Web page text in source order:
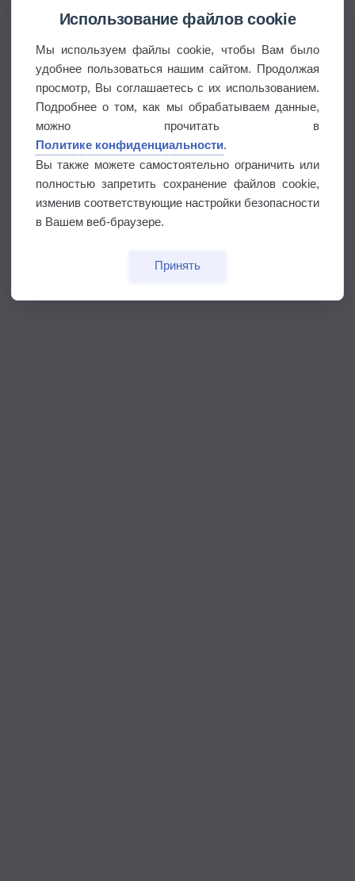
Использование файлов cookie
Мы используем файлы cookie, чтобы Вам было
удобнее пользоваться нашим сайтом. Продолжая
просмотр, Вы соглашаетесь с их использованием.
Подробнее о том, как мы обрабатываем данные,
можно прочитать в
Политике конфиденциальности.
Вы также можете самостоятельно ограничить или
полностью запретить сохранение файлов cookie,
изменив соответствующие настройки безопасности
в Вашем веб-браузере.
Принять